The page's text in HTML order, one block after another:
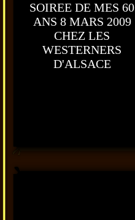
SOIREE DE MES 60
ANS 8 MARS 2009
CHEZ LES
WESTERNERS
D'ALSACE